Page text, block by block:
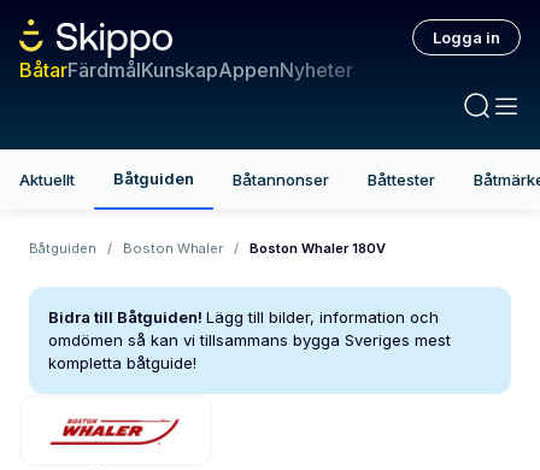
BåtarFärdmålKunskapAppenNyheter
Logga in
Aktuellt Båtguiden Båtannonser Båttester
Båtguiden / Boston Whaler / Boston Whaler 180V
Bidra till Båtguiden! Lägg till bilder, information och
omdömen så kan vi tillsammans bygga Sveriges mest
kompletta båtguide!